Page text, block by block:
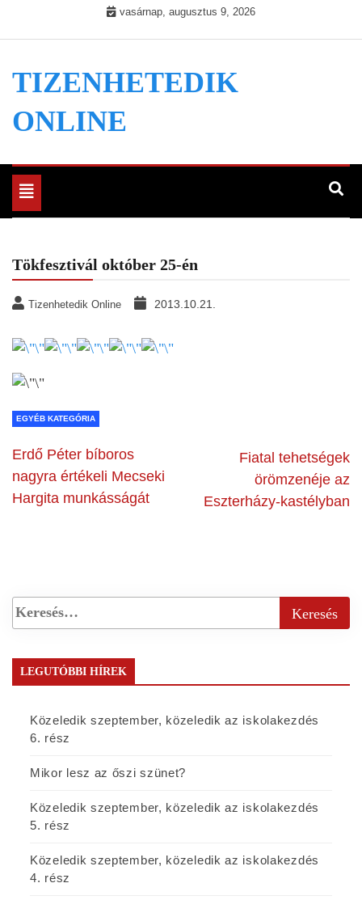
vasárnap, augusztus 9, 2026
TIZENHETEDIK
ONLINE
Toggle
navigation
Tökfesztivál október 25-én
Tizenhetedik Online 2013.10.21.
EGYÉB KATEGÓRIA
Erdő Péter bíboros
nagyra értékeli Mecseki
Hargita munkásságát
Fiatal tehetségek
örömzenéje az
Eszterházy-kastélyban
LEGUTÓBBI HÍREK
Közeledik szeptember, közeledik az iskolakezdés
6. rész
Mikor lesz az őszi szünet?
Közeledik szeptember, közeledik az iskolakezdés
5. rész
Közeledik szeptember, közeledik az iskolakezdés
4. rész